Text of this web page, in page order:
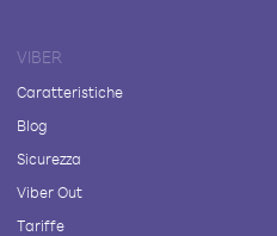
VIBER
Caratteristiche
Blog
Sicurezza
Viber Out
Tariffe